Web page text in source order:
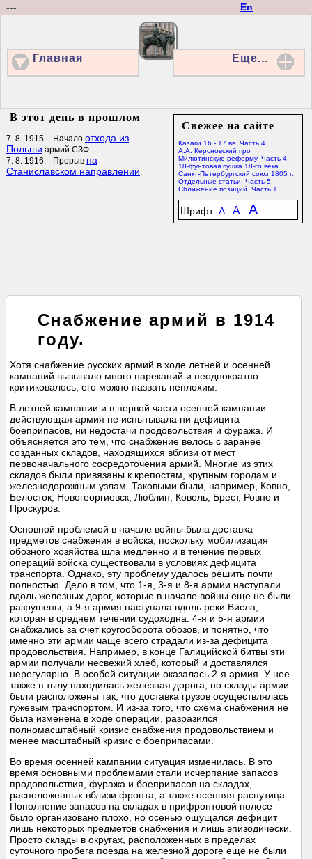
En
---
Главная Еще...
Свежее на сайте
Казаки 16 - 17 вв. Часть 4.
А.А. Керсновский про
Милютинскую реформу. Часть 4.
18-фунтовая пушка 18-го века.
Санкт-Петербургский союз 1805 г.
Отдельные статьи. Часть 5.
Сближение позиций. Часть 1.
Шрифт: A A A
В этот день в прошлом
7. 8. 1915. - Начало отхода из
Польши армий СЗФ.
7. 8. 1916. - Прорыв на
Станиславском направлении.
Снабжение армий в 1914
году.
Хотя снабжение русских армий в ходе летней и осенней
кампаний вызывало много нареканий и неоднократно
критиковалось, его можно назвать неплохим.
В летней кампании и в первой части осенней кампании
действующая армия не испытывала ни дефицита
боеприпасов, ни недостачи продовольствия и фуража. И
объясняется это тем, что снабжение велось с заранее
созданных складов, находящихся вблизи от мест
первоначального сосредоточения армий. Многие из этих
складов были привязаны к крепостям, крупным городам и
железнодорожным узлам. Таковыми были, например, Ковно,
Белосток, Новогеоргиевск, Люблин, Ковель, Брест, Ровно и
Проскуров.
Основной проблемой в начале войны была доставка
предметов снабжения в войска, поскольку мобилизация
обозного хозяйства шла медленно и в течение первых
операций войска существовали в условиях дефицита
транспорта. Однако, эту проблему удалось решить почти
полностью. Дело в том, что 1-я, 3-я и 8-я армии наступали
вдоль железных дорог, которые в начале войны еще не были
разрушены, а 9-я армия наступала вдоль реки Висла,
которая в среднем течении судоходна. 4-я и 5-я армии
снабжались за счет кругооборота обозов, и понятно, что
именно эти армии чаще всего страдали из-за дефицита
продовольствия. Например, в конце Галицийской битвы эти
армии получали несвежий хлеб, который и доставлялся
нерегулярно. В особой ситуации оказалась 2-я армия. У нее
также в тылу находилась железная дорога, но склады армии
были расположены так, что доставка грузов осуществлялась
гужевым транспортом. И из-за того, что схема снабжения не
была изменена в ходе операции, разразился
полномасштабный кризис снабжения продовольствием и
менее масштабный кризис с боеприпасами.
Во время осенней кампании ситуация изменилась. В это
время основными проблемами стали исчерпание запасов
продовольствия, фуража и боеприпасов на складах,
расположенных вблизи фронта, а также осенняя распутица.
Пополнение запасов на складах в прифронтовой полосе
было организовано плохо, но осенью ощущался дефицит
лишь некоторых предметов снабжения и лишь эпизодически.
Просто склады в округах, расположенных в пределах
суточного пробега поезда на железной дороге еще не были